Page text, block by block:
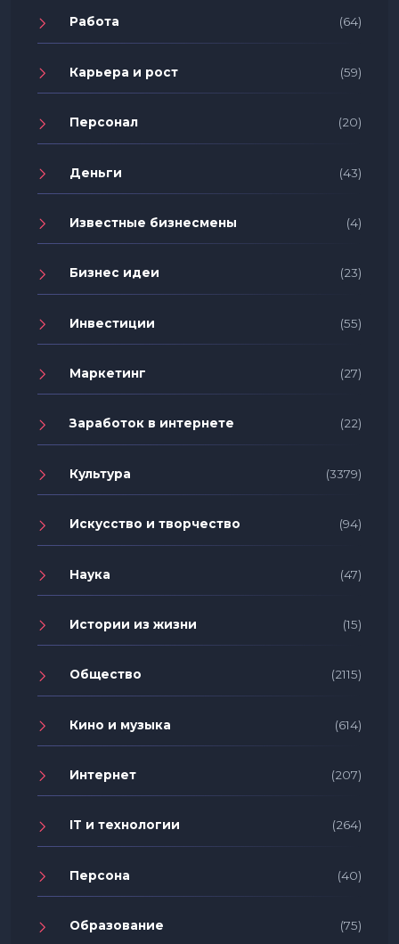
Работа (64)
Карьера и рост (59)
Персонал (20)
Деньги (43)
Известные бизнесмены (4)
Бизнес идеи (23)
Инвестиции (55)
Маркетинг (27)
Заработок в интернете (22)
Культура (3379)
Искусство и творчество (94)
Наука (47)
Истории из жизни (15)
Общество (2115)
Кино и музыка (614)
Интернет (207)
IT и технологии (264)
Персона (40)
Образование (75)